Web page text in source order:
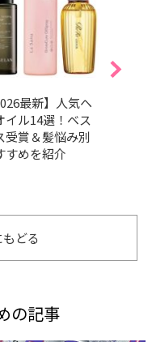
最新】人気ヘ
イル14選！ベス
受賞＆髪悩み別
すめを紹介
どる
の記事